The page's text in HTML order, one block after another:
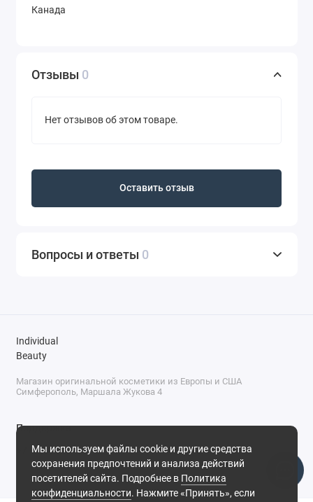
Канада
Отзывы 0
Нет отзывов об этом товаре.
Оставить отзыв
Вопросы и ответы 0
Мы используем файлы cookie и другие средства
сохранения предпочтений и анализа действий
посетителей сайта. Подробнее в Политика
конфиденциальности. Нажмите «Принять», если
Individual
Beauty
Магазин оригинальной косметики из Европы и США
Симферополь, Маршала Жукова 4
Поддержка
+7 (978) 586-46-46
ПН-ПТ: 9:00 - 18:00
Суббота: 9:00 - 17:00
Воскресенье: выходной